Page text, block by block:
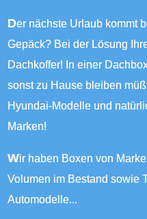
Der nächste Urlaub kommt bestimmt...aber wohin mit dem
Gepäck? Bei der Lösung
Dachkoffer! In einer
sonst zu Hause bleiben
Hyundai-Modelle und
Marken!
Wir haben Boxen von Markenherstellern bis 640 Liter
Volumen im Bestand sowie
Automodelle...